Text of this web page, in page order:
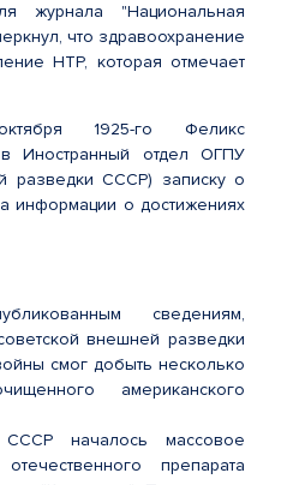
журнала "Национальная
что здравоохранение
НТР, которая отмечает
1925-го Феликс
Иностранный отдел ОГПУ
разведки СССР) записку о
информации о достижениях
сведениям,
внешней разведки
смог добыть несколько
американского
началось массовое
препарата